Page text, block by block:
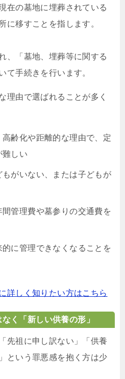
在の墓地に埋葬されている
に移すことを指します。
、「墓地、埋葬等に関する
て手続きを行います。
理由で選ばれることが多く
高齢化や距離的な理由で、定
難しい
もがいない、または子どもが
間管理費や墓参りの交通費を
的に管理できなくなることを
詳しく知りたい方はこちら
く「新しい供養の形」
先祖に申し訳ない」「供養
という罪悪感を抱く方は少